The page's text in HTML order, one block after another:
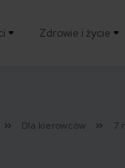
Zdrowie i życie
Dla kierowców 7